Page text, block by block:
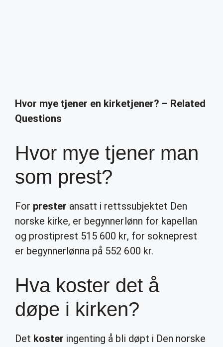
Hvor mye tjener en kirketjener? – Related
Questions
Hvor mye tjener man
som prest?
For prester ansatt i rettssubjektet Den
norske kirke, er begynnerlønn for kapellan
og prostiprest 515 600 kr, for sokneprest
er begynnerlønna på 552 600 kr.
Hva koster det å
døpe i kirken?
Det koster ingenting å bli døpt i Den norske